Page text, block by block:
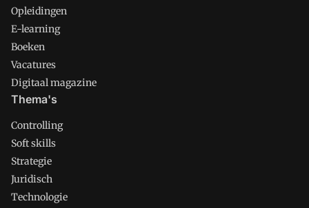
Opleidingen
E-learning
Boeken
Vacatures
Digitaal magazine
Thema's
Controlling
Soft skills
Strategie
Juridisch
Technologie